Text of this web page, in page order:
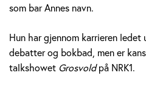
som bar Annes navn.
Hun har gjennom karrieren ledet
debatter og bokbad, men er
talkshowet Grosvoldpå NRK1.